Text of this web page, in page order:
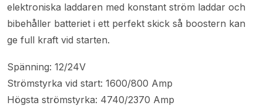
elektroniska laddaren med konstant ström laddar och
bibehåller batteriet i ett perfekt skick så boostern kan
ge full kraft vid starten.
Spänning: 12/24V
Strömstyrka vid start: 1600/800 Amp
Högsta strömstyrka: 4740/2370 Amp